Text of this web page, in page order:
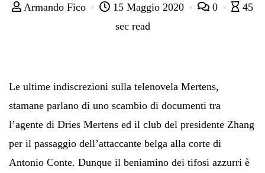
Armando Fico 15 Maggio 2020 0
45
sec read
Le ultime indiscrezioni sulla telenovela Mertens,
stamane parlano di uno scambio di documenti tra
l’agente di Dries Mertens ed il club del presidente Zhang
per il passaggio dell’attaccante belga alla corte di
Antonio Conte. Dunque il beniamino dei tifosi azzurri è